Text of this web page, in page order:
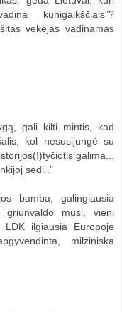
kunigaikščiais"?
vekėjas vadinamas
gali kilti mintis, kad
kol nesusijungė su
galima...
sėdi.."
bamba, galingiausia
griunvaldo musi, vieni
ilgiausia Europoje
milziniska